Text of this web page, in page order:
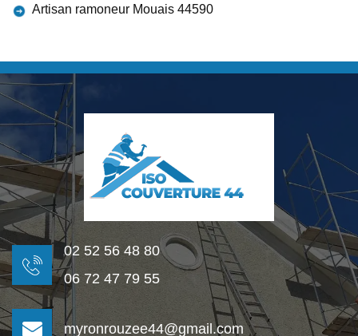
Artisan ramoneur Mouais 44590
02 52 56 48 80
06 72 47 79 55
myronrouzee44@gmail.com